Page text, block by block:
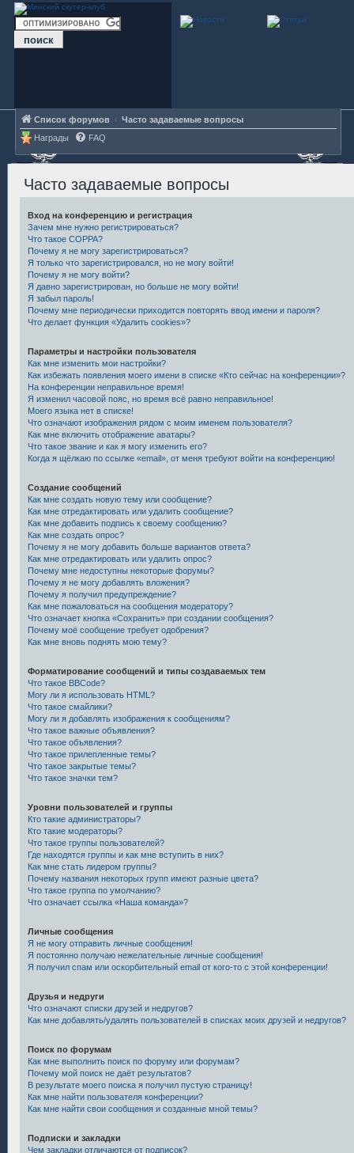
Список форумов
Часто задаваемые вопросы
Награды
FAQ
Часто задаваемые вопросы
Вход на конференцию и регистрация
Зачем мне нужно регистрироваться?
Что такое COPPA?
Почему я не могу зарегистрироваться?
Я только что зарегистрировался, но не могу войти!
Почему я не могу войти?
Я давно зарегистрирован, но больше не могу войти!
Я забыл пароль!
Почему мне периодически приходится повторять ввод имени и пароля?
Что делает функция «Удалить cookies»?
Параметры и настройки пользователя
Как мне изменить мои настройки?
Как избежать появления моего имени в списке «Кто сейчас на конференции»?
На конференции неправильное время!
Я изменил часовой пояс, но время всё равно неправильное!
Моего языка нет в списке!
Что означают изображения рядом с моим именем пользователя?
Как мне включить отображение аватары?
Что такое звание и как я могу изменить его?
Когда я щёлкаю по ссылке «email», от меня требуют войти на конференцию!
Создание сообщений
Как мне создать новую тему или сообщение?
Как мне отредактировать или удалить сообщение?
Как мне добавить подпись к своему сообщению?
Как мне создать опрос?
Почему я не могу добавить больше вариантов ответа?
Как мне отредактировать или удалить опрос?
Почему мне недоступны некоторые форумы?
Почему я не могу добавлять вложения?
Почему я получил предупреждение?
Как мне пожаловаться на сообщения модератору?
Что означает кнопка «Сохранить» при создании сообщения?
Почему моё сообщение требует одобрения?
Как мне вновь поднять мою тему?
Форматирование сообщений и типы создаваемых тем
Что такое BBCode?
Могу ли я использовать HTML?
Что такое смайлики?
Могу ли я добавлять изображения к сообщениям?
Что такое важные объявления?
Что такое объявления?
Что такое прилепленные темы?
Что такое закрытые темы?
Что такое значки тем?
Уровни пользователей и группы
Кто такие администраторы?
Кто такие модераторы?
Что такое группы пользователей?
Где находятся группы и как мне вступить в них?
Как мне стать лидером группы?
Почему названия некоторых групп имеют разные цвета?
Что такое группа по умолчанию?
Что означает ссылка «Наша команда»?
Личные сообщения
Я не могу отправить личные сообщения!
Я постоянно получаю нежелательные личные сообщения!
Я получил спам или оскорбительный email от кого-то с этой конференции!
Друзья и недруги
Что означают списки друзей и недругов?
Как мне добавлять/удалять пользователей в списках моих друзей и недругов?
Поиск по форумам
Как мне выполнить поиск по форуму или форумам?
Почему мой поиск не даёт результатов?
В результате моего поиска я получил пустую страницу!
Как мне найти пользователя конференции?
Как мне найти свои сообщения и созданные мной темы?
Подписки и закладки
Чем закладки отличаются от подписок?